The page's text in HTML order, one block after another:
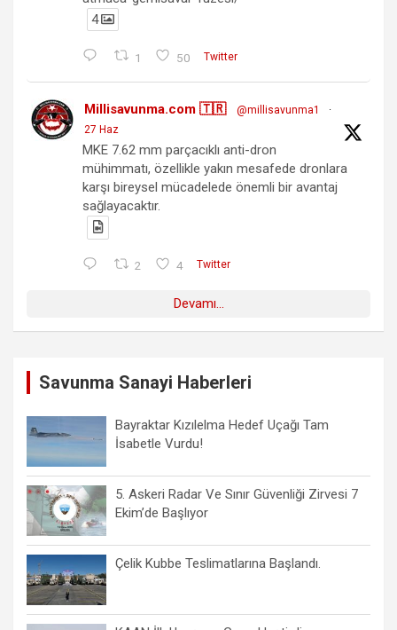
4
1 50 Twitter
Millisavunma.com 🇹🇷 @millisavunma1
·
27 Haz
MKE 7.62 mm parçacıklı anti-dron
mühimmatı, özellikle yakın mesafede dronlara
karşı bireysel mücadelede önemli bir avantaj
sağlayacaktır.
2 4 Twitter
Devamı...
Savunma Sanayi Haberleri
Bayraktar Kızılelma Hedef Uçağı Tam
İsabetle Vurdu!
5. Askeri Radar Ve Sınır Güvenliği Zirvesi 7
Ekim’de Başlıyor
Çelik Kubbe Teslimatlarına Başlandı.